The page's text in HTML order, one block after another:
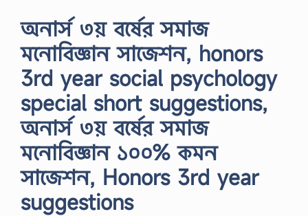
অনার্স ৩য় বর্ষের সমাজ
মনোবিজ্ঞান সাজেশন, honors
3rd year social psychology
special short suggestions,
অনার্স ৩য় বর্ষের সমাজ
মনোবিজ্ঞান ১০০% কমন
সাজেশন, Honors 3rd year
suggestions